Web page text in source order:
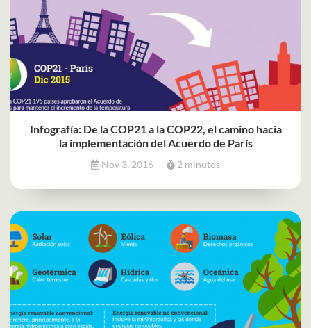
Infografía: De la COP21 a la COP22, el camino hacia
la implementación del Acuerdo de París
Nov 3, 2016 2 minutos